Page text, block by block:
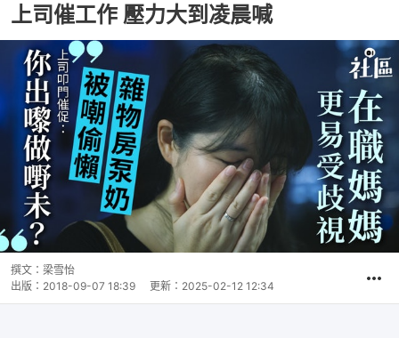
上司催工作 壓力大到凌晨喊
撰文： 梁雪怡
出版： 2018-09-07 18:39 更新： 2025-02-12 12:34